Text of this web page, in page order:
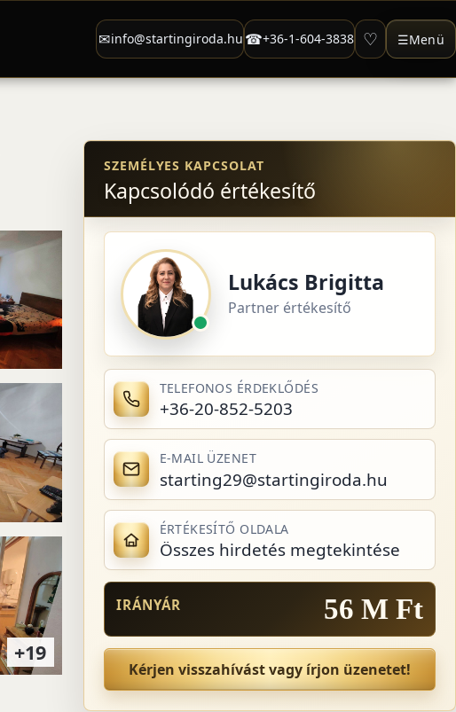
✉info@startingiroda.hu ☎+36-1-604-3838 ♡ ☰Menü
+19
SZEMÉLYES KAPCSOLAT
Kapcsolódó értékesítő
Lukács Brigitta
Partner értékesítő
TELEFONOS ÉRDEKLŐDÉS
+36-20-852-5203
E-MAIL ÜZENET
starting29@startingiroda.hu
ÉRTÉKESÍTŐ OLDALA
Összes hirdetés megtekintése
IRÁNYÁR 56 M Ft
Kérjen visszahívást vagy írjon üzenetet!